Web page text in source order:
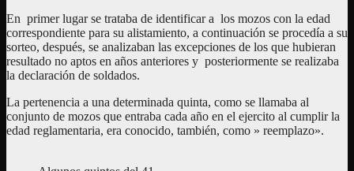
En primer lugar se trataba de identificar a los mozos con la edad
correspondiente para su alistamiento, a continuación se procedía a su
sorteo, después, se analizaban las excepciones de los que hubieran
resultado no aptos en años anteriores y posteriormente se realizaba
la declaración de soldados.
La pertenencia a una determinada quinta, como se llamaba al
conjunto de mozos que entraba cada año en el ejercito al cumplir la
edad reglamentaria, era conocido, también, como » reemplazo».